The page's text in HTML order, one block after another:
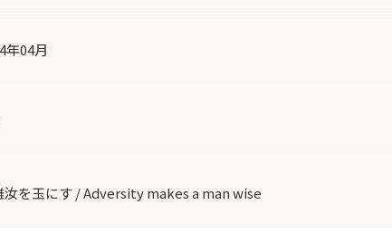
年04月
汝を玉にす / Adversity makes a man wise